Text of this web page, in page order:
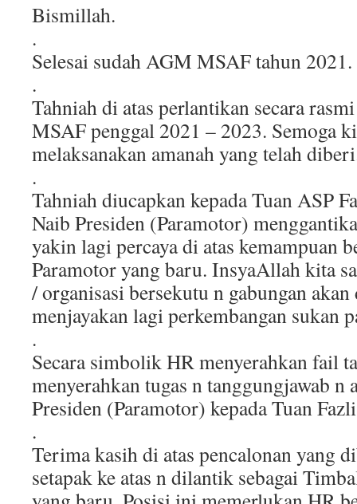
Bismillah.
.
Selesai sudah AGM MSAF tahun 2021.
.
Tahniah di atas perlantikan secara
MSAF penggal 2021 – 2023. Semoga
melaksanakan amanah yang telah
.
Tahniah diucapkan kepada Tuan ASP
Naib Presiden (Paramotor)
yakin lagi percaya di atas kemampuan
Paramotor yang baru. InsyaAllah kita
/ organisasi bersekutu n gabungan
menjayakan lagi perkembangan sukan
.
Secara simbolik HR menyerahkan fail
menyerahkan tugas n tanggungjawab n
Presiden (Paramotor) kepada Tuan
.
Terima kasih di atas pencalonan yang
setapak ke atas n dilantik sebagai